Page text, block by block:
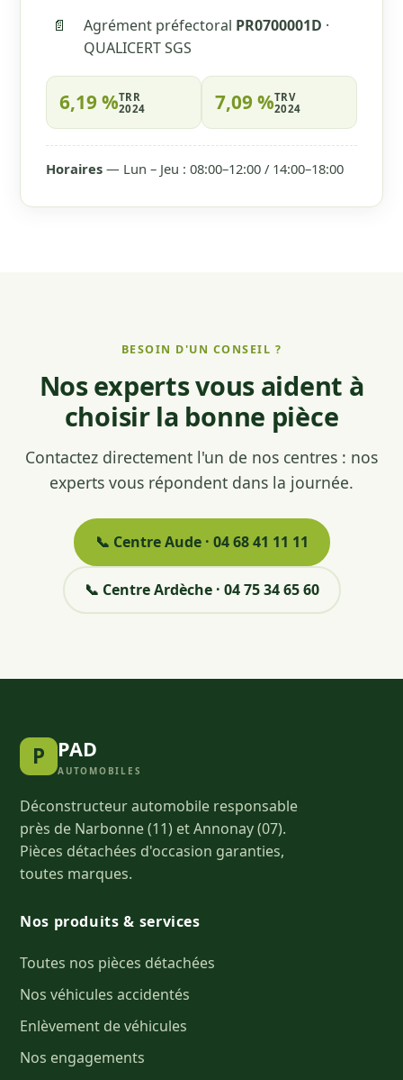
📄
Agrément préfectoral PR0700001D ·
QUALICERT SGS
6,19 %TRR
2024
7,09 %TRV
2024
Horaires — Lun – Jeu : 08:00–12:00 / 14:00–18:00
BESOIN D'UN CONSEIL ?
Nos experts vous aident à
choisir la bonne pièce
Contactez directement l'un de nos centres : nos
experts vous répondent dans la journée.
📞 Centre Aude · 04 68 41 11 11
📞 Centre Ardèche · 04 75 34 65 60
P PAD
AUTOMOBILES
Déconstructeur automobile responsable
près de Narbonne (11) et Annonay (07).
Pièces détachées d'occasion garanties,
toutes marques.
Nos produits & services
Toutes nos pièces détachées
Nos véhicules accidentés
Enlèvement de véhicules
Nos engagements